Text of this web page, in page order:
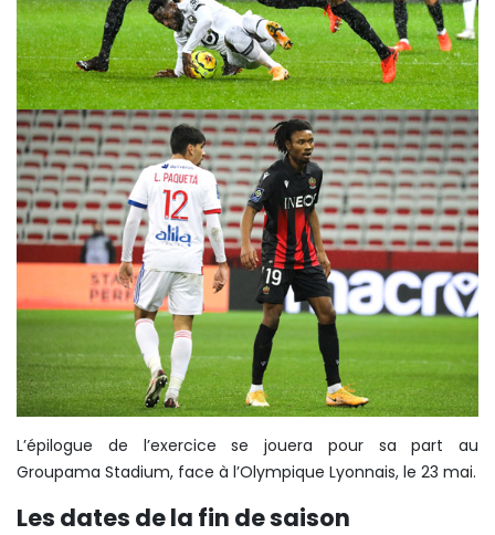
L’épilogue de l’exercice se jouera pour sa part au
Groupama Stadium, face à l’Olympique Lyonnais, le 23 mai.
Les dates de la fin de saison